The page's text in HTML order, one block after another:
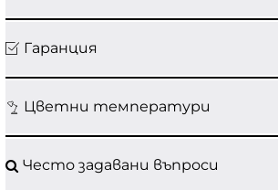
Гаранция
Цветни температури
Често задавани въпроси